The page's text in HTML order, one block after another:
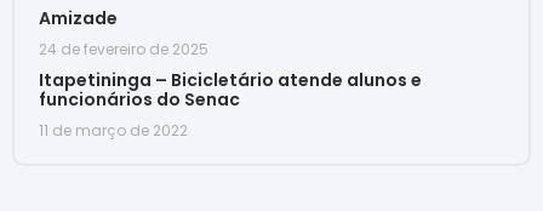
Amizade
24 de fevereiro de 2025
Itapetininga – Bicicletário atende alunos e
funcionários do Senac
11 de março de 2022